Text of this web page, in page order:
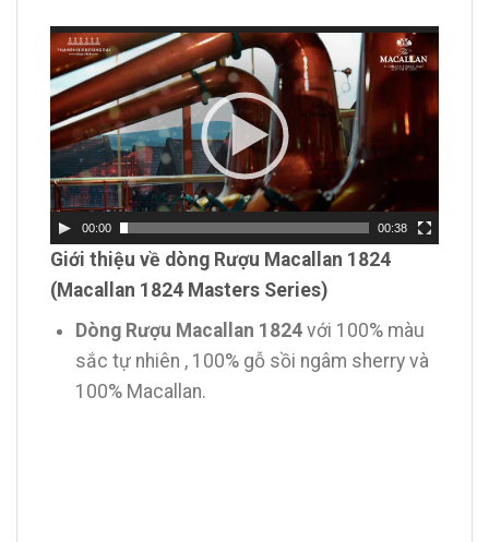
Trình
chơi
Video
00:00 00:38
Giới thiệu về dòng Rượu Macallan 1824
(Macallan 1824 Masters Series)
Dòng Rượu Macallan 1824với 100% màu
sắc tự nhiên , 100% gỗ sồi ngâm sherry và
100% Macallan.